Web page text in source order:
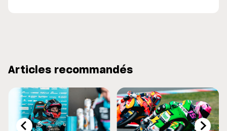
Articles recommandés